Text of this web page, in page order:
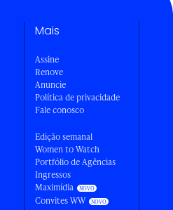
Mais
Assine
Renove
Anuncie
Política de privacidade
Fale conosco
Edição semanal
Women to Watch
Portfólio de Agências
Ingressos
Maximídia
Convites WW